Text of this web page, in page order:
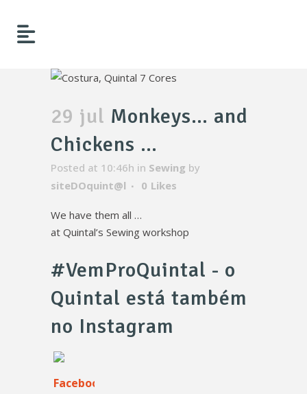
29 jul Monkeys… and
Chickens …
Posted at 10:46h in Sewing by
siteDOquint@l
0 Likes
We have them all …
at Quintal’s Sewing workshop
#VemProQuintal - o
Quintal está também
no Instagram